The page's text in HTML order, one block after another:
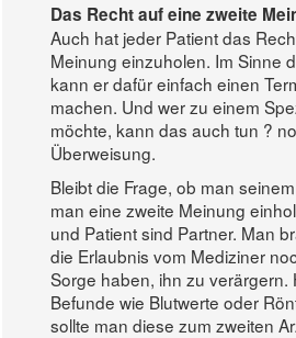
Das Recht auf eine zweite
Auch hat jeder Patient das
Meinung einzuholen. Im Sinne
kann er dafür einfach einen
machen. Und wer zu einem
möchte, kann das auch tun ?
Überweisung.
Bleibt die Frage, ob man
man eine zweite Meinung
und Patient sind Partner. Man
die Erlaubnis vom Mediziner
Sorge haben, ihn zu verärgern.
Befunde wie Blutwerte oder
sollte man diese zum zweiten